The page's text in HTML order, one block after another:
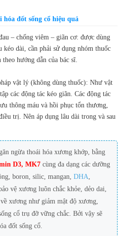
đốt sống cổ hiệu quả
– chống viêm – giãn cơ: được dùng
dài, cần phải sử dụng nhóm thuốc
hướng dẫn của bác sĩ.
vật lý (không dùng thuốc): Như vật
các động tác kéo giãn. Các động tác
thông máu và hồi phục tổn thương,
trị. Nên áp dụng lâu dài trong và sau
ngừa thoái hóa xương khớp, bằng
D3, MK7 cùng đa dạng các dưỡng
boron, silic, mangan, DHA,
vệ xương luôn chắc khỏe, dẻo dai,
xương như giảm mật độ xương,
cổ trụ đỡ vững chắc. Bởi vậy sẽ
đốt sống cổ.